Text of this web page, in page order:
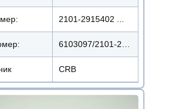
2101-2915402 ...
CRB